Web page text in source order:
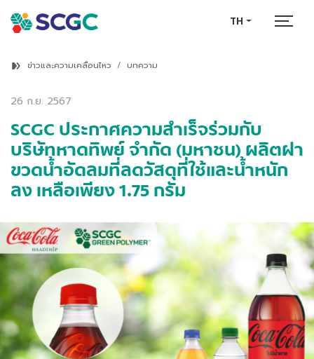
TH
ข่าวและความเคลื่อนไหว บทความ
26 ก.ย. 2567
SCGC ประกาศความสำเร็จร่วมกับ
บริษัทหาดทิพย์ จำกัด (มหาชน) ผลิตฝา
ขวดน้ำอัดลมที่ลดวัสดุที่ใช้และน้ำหนัก
ลง เหลือเพียง 1.75 กรัม